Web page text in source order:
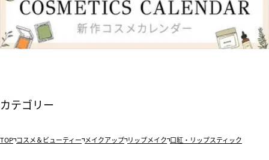
カテゴリー
TOP コスメ＆ビューティー メイクアップ リップメイク 口紅・リップスティック